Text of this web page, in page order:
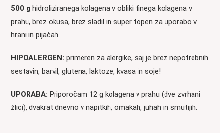
500 g hidroliziranega kolagena v obliki finega kolagena v
prahu, brez okusa, brez sladil in super topen za uporabo v
hrani in pijačah.
HIPOALERGEN: primeren za alergike, saj je brez nepotrebnih
sestavin, barvil, glutena, laktoze, kvasa in soje!
UPORABA: Priporočam 12 g kolagena v prahu (dve zvrhani
žlici), dvakrat dnevno v napitkih, omakah, juhah in smutijih.